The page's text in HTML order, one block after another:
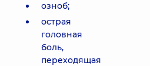
озноб;
острая
головная
боль,
переходящая